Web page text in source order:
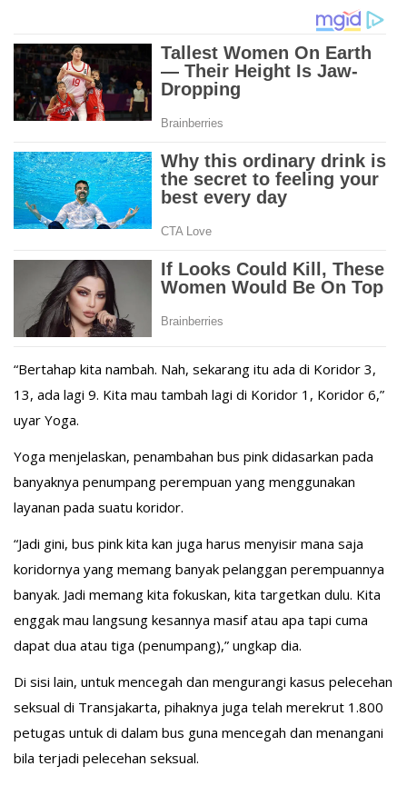
“Bertahap kita nambah. Nah, sekarang itu ada di Koridor 3,
13, ada lagi 9. Kita mau tambah lagi di Koridor 1, Koridor 6,”
uyar Yoga.
Yoga menjelaskan, penambahan bus pink didasarkan pada
banyaknya penumpang perempuan yang menggunakan
layanan pada suatu koridor.
“Jadi gini, bus pink kita kan juga harus menyisir mana saja
koridornya yang memang banyak pelanggan perempuannya
banyak. Jadi memang kita fokuskan, kita targetkan dulu. Kita
enggak mau langsung kesannya masif atau apa tapi cuma
dapat dua atau tiga (penumpang),” ungkap dia.
Di sisi lain, untuk mencegah dan mengurangi kasus pelecehan
seksual di Transjakarta, pihaknya juga telah merekrut 1.800
petugas untuk di dalam bus guna mencegah dan menangani
bila terjadi pelecehan seksual.